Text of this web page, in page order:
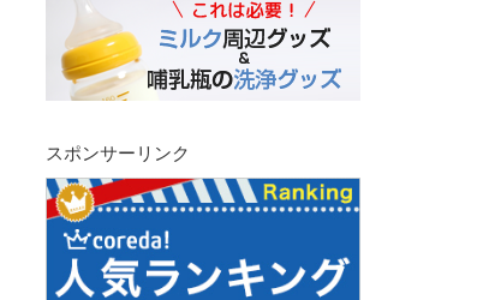
スポンサーリンク